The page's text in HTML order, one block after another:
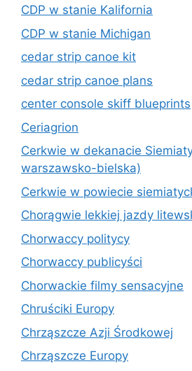
CDP w stanie Kalifornia
CDP w stanie Michigan
cedar strip canoe kit
cedar strip canoe plans
center console skiff blueprints
Ceriagrion
Cerkwie w dekanacie
warszawsko-bielska)
Cerkwie w powiecie
Chorągwie lekkiej jazdy
Chorwaccy politycy
Chorwaccy publicyści
Chorwackie filmy sensacyjne
Chruściki Europy
Chrząszcze Azji Środkowej
Chrząszcze Europy